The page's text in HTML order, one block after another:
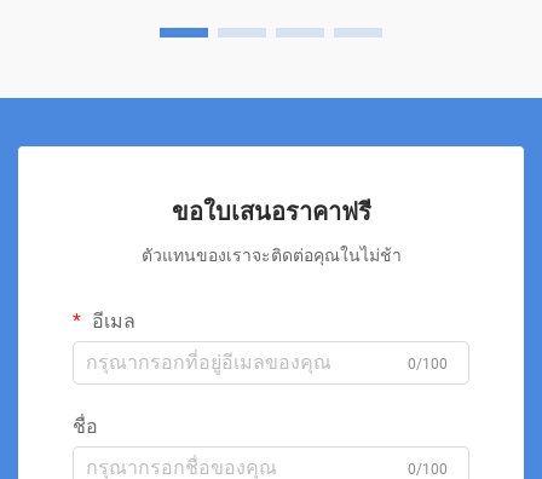
ขอใบเสนอราคาฟรี
ตัวแทนของเราจะติดต่อคุณในไม่ช้า
อีเมล
0/100
ชื่อ
0/100